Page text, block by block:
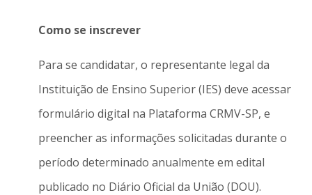
Como se inscrever
Para se candidatar, o representante legal da
Instituição de Ensino Superior (IES) deve acessar
formulário digital na Plataforma CRMV-SP, e
preencher as informações solicitadas durante o
período determinado anualmente em edital
publicado no Diário Oficial da União (DOU).